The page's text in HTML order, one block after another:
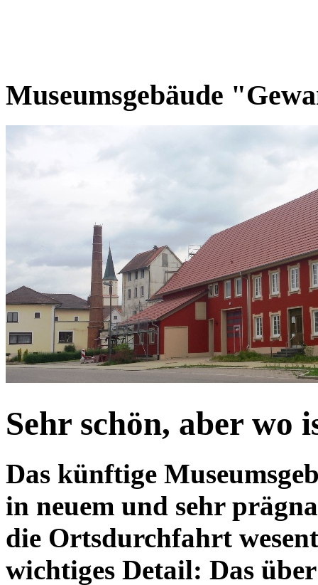
Museumsgebäude
Sehr schön, aber wo
Das künftige
in neuem und sehr
die Ortsdurchfahrt
wichtiges Detail: Das